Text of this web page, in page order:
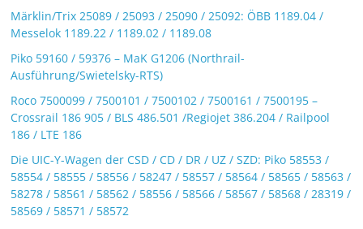
Märklin/Trix 25089 / 25093 / 25090 / 25092: ÖBB 1189.04 /
Messelok 1189.22 / 1189.02 / 1189.08
Piko 59160 / 59376 – MaK G1206 (Northrail-
Ausführung/Swietelsky-RTS)
Roco 7500099 / 7500101 / 7500102 / 7500161 / 7500195 –
Crossrail 186 905 / BLS 486.501 /Regiojet 386.204 / Railpool
186 / LTE 186
Die UIC-Y-Wagen der CSD / CD / DR / UZ / SZD: Piko 58553 /
58554 / 58555 / 58556 / 58247 / 58557 / 58564 / 58565 / 58563 /
58278 / 58561 / 58562 / 58556 / 58566 / 58567 / 58568 / 28319 /
58569 / 58571 / 58572